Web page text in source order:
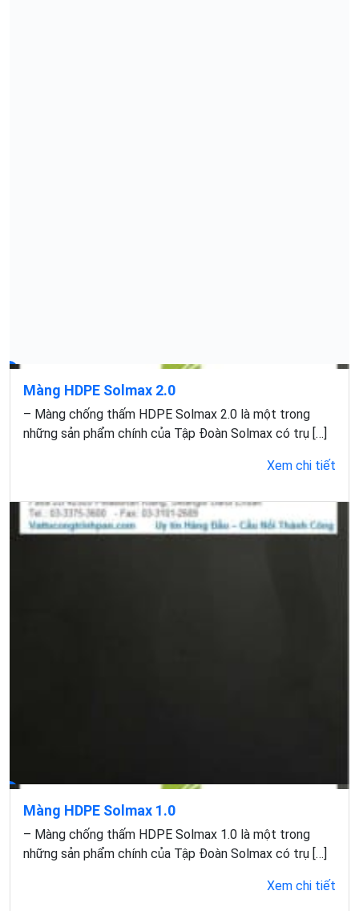
Màng HDPE Solmax 2.0
– Màng chống thấm HDPE Solmax 2.0 là một trong
những sản phẩm chính của Tập Đoàn Solmax có trụ […]
Xem chi tiết
Màng HDPE Solmax 1.0
– Màng chống thấm HDPE Solmax 1.0 là một trong
những sản phẩm chính của Tập Đoàn Solmax có trụ […]
Xem chi tiết